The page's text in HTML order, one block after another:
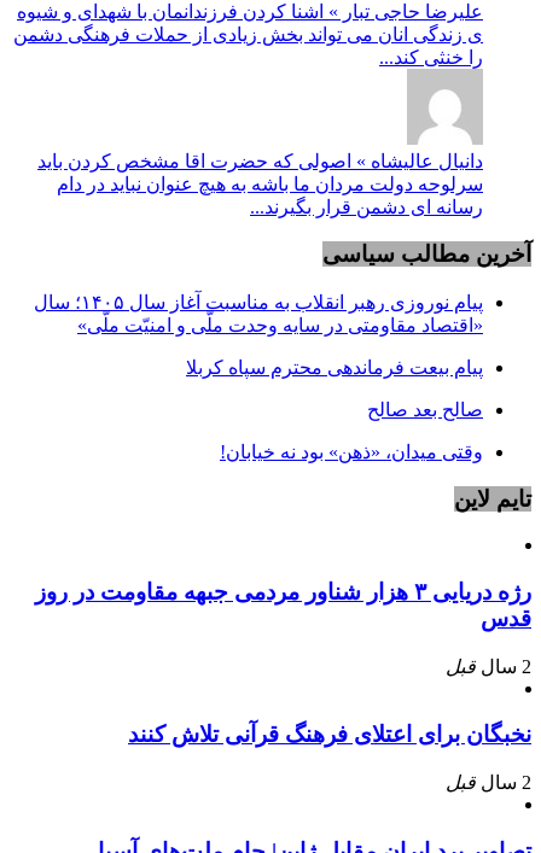
علیرضا حاجی تبار » اشنا کردن فرزندانمان با شهدای و شیوه
ی زندگی انان می تواند بخش زیادی از حملات فرهنگی دشمن
را خنثی کند...
دانیال عالیشاه » اصولی که حضرت اقا مشخص کردن باید
سرلوحه دولت مردان ما باشه به هیچ عنوان نباید در دام
رسانه ای دشمن قرار بگیرند...
آخرین مطالب سیاسی
پیام نوروزی رهبر انقلاب به مناسبت آغاز سال ۱۴۰۵؛ سال
«اقتصاد مقاومتی در سایه وحدت ملّی و امنیّت ملّی»
پیام بیعت فرماندهی محترم سپاه کربلا
صالح بعد صالح
وقتی میدان، «ذهن» بود نه خیابان!
تایم لاین
رژه دریایی ۳ هزار شناور مردمی جبهه مقاومت در روز
قدس
2 سال قبل
نخبگان برای اعتلای فرهنگ قرآنی تلاش کنند
2 سال قبل